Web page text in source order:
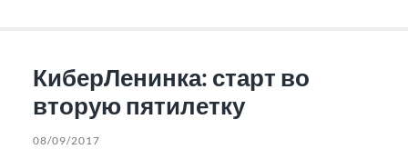
КиберЛенинка: старт во
вторую пятилетку
08/09/2017